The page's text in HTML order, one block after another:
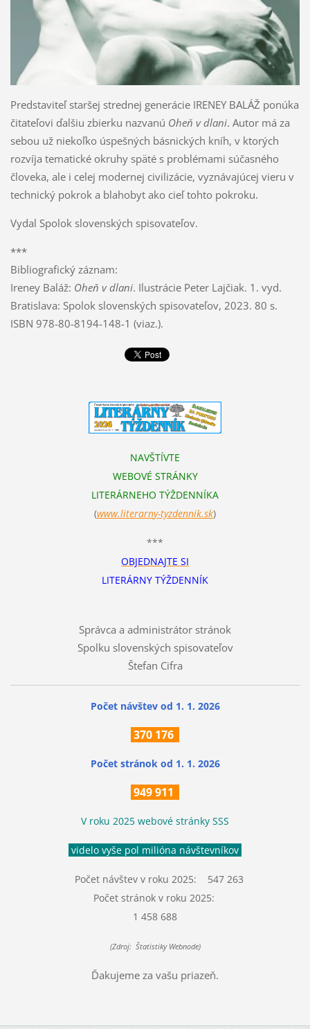
Predstaviteľ staršej strednej generácie IRENEY BALÁŽ ponúka
čitateľovi ďalšiu zbierku nazvanú Oheň v dlani. Autor má za
sebou už niekoľko úspešných básnických kníh, v ktorých
rozvíja tematické okruhy späté s problémami súčasného
človeka, ale i celej modernej civilizácie, vyznávajúcej vieru v
technický pokrok a blahobyt ako cieľ tohto pokroku.
Vydal Spolok slovenských spisovateľov.
***
Bibliografický záznam:
Ireney Baláž: Oheň v dlani. Ilustrácie Peter Lajčiak. 1. vyd.
Bratislava: Spolok slovenských spisovateľov, 2023. 80 s.
ISBN 978-80-8194-148-1 (viaz.).
NAVŠTÍVTE
WEBOVÉ STRÁNKY
LITERÁRNEHO TÝŽDENNÍKA
(www.literarny-tyzdennik.sk)
***
OBJEDNAJTE SI
LITERÁRNY TÝŽDENNÍK
Správca a administrátor stránok
Spolku slovenských spisovateľov
Štefan Cifra
Počet návštev od 1. 1. 2026
370 176
Počet stránok od 1. 1. 2026
949 911
V roku 2025 webové stránky SSS
videlo vyše pol milióna návštevníkov
Počet návštev v roku 2025: 547 263
Počet stránok v roku 2025:
1 458 688
(Zdroj: Štatistiky Webnode)
Ďakujeme za vašu priazeň.